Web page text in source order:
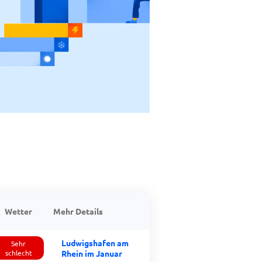
Wetter Mehr Details
Sehr
schlecht
Ludwigshafen am
Rhein im Januar